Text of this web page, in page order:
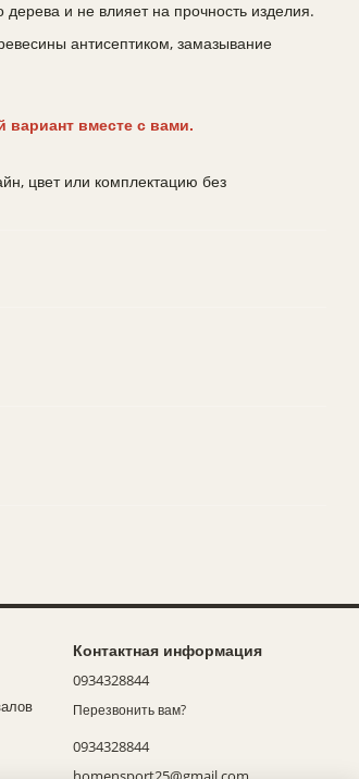
и не влияет на прочность изделия.
антисептиком, замазывание
вариант вместе с вами.
цвет или комплектацию без
Контактная информация
0934328844
Перезвонить вам?
0934328844